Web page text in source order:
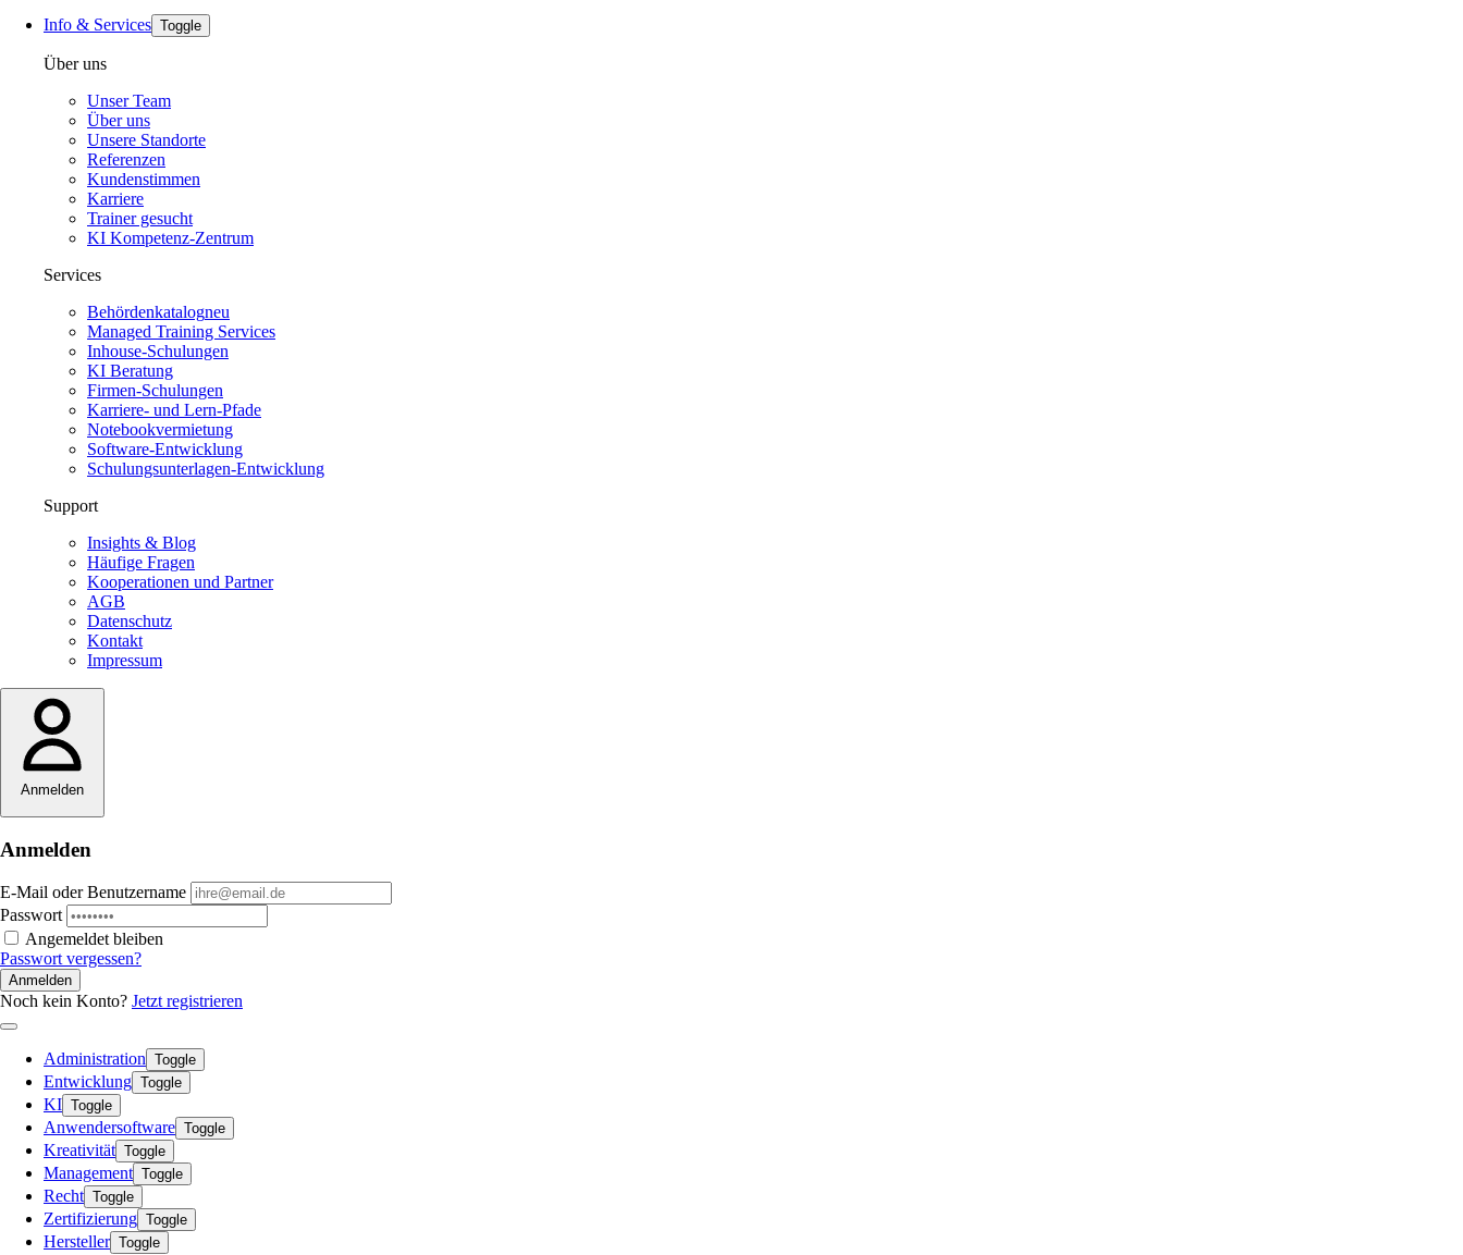
Info & Services Toggle
Über uns
Unser Team
Über uns
Unsere Standorte
Referenzen
Kundenstimmen
Karriere
Trainer gesucht
KI Kompetenz-Zentrum
Services
Behördenkatalogneu
Managed Training Services
Inhouse-Schulungen
KI Beratung
Firmen-Schulungen
Karriere- und Lern-Pfade
Notebookvermietung
Software-Entwicklung
Schulungsunterlagen-Entwicklung
Support
Insights & Blog
Häufige Fragen
Kooperationen und Partner
AGB
Datenschutz
Kontakt
Impressum
Anmelden
Anmelden
E-Mail oder Benutzername
Passwort
Angemeldet bleiben
Passwort vergessen?
Anmelden
Noch kein Konto? Jetzt registrieren
Administration Toggle
Entwicklung Toggle
KI Toggle
Anwendersoftware Toggle
Kreativität Toggle
Management Toggle
Recht Toggle
Zertifizierung Toggle
Hersteller Toggle